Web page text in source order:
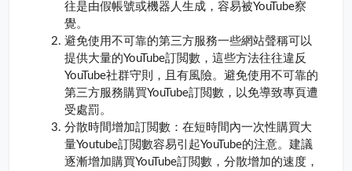
往是由假帳號或機器人生成，容易被YouTube察
覺。
避免使用不可靠的第三方服務一些網站聲稱可以
提供大量的YouTube訂閲數，這些方法往往違反
YouTube社群守則，且有風險。避免使用不可靠的
第三方服務購買YouTube訂閲數，以免導致專頁遭
受處罰。
分散時間增加訂閲數：在短時間內一次性購買大
量Youtube訂閲數容易引起YouTube的注意。建議
逐漸增加購買YouTube訂閲數，分散增加的速度，